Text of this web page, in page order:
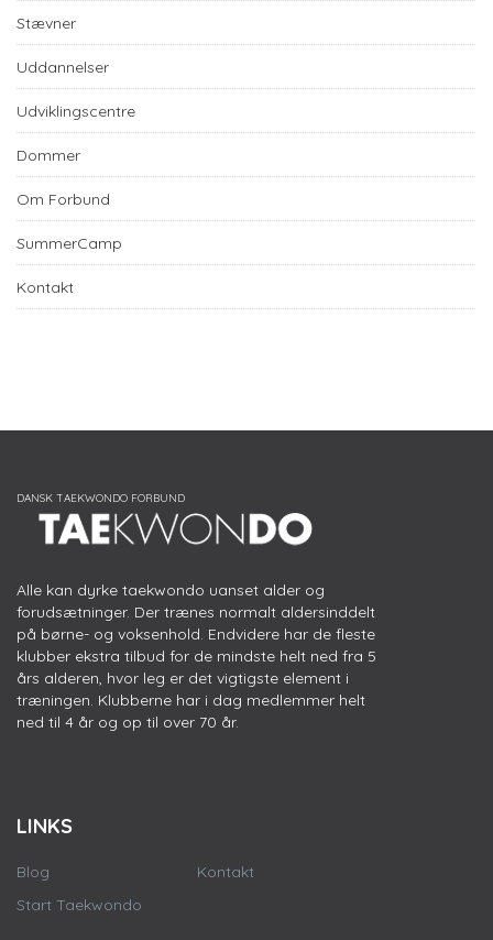
Stævner
Uddannelser
Udviklingscentre
Dommer
Om Forbund
SummerCamp
Kontakt
Alle kan dyrke taekwondo uanset alder og
forudsætninger. Der trænes normalt aldersinddelt
på børne- og voksenhold. Endvidere har de fleste
klubber ekstra tilbud for de mindste helt ned fra 5
års alderen, hvor leg er det vigtigste element i
træningen. Klubberne har i dag medlemmer helt
ned til 4 år og op til over 70 år.
LINKS
Blog
Start Taekwondo
Kontakt